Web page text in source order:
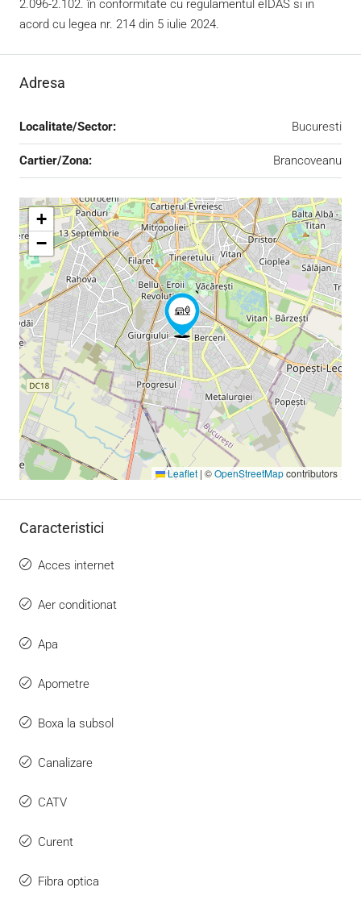
2.096-2.102. în conformitate cu regulamentul eIDAS si in
acord cu legea nr. 214 din 5 iulie 2024.
Adresa
Localitate/Sector: Bucuresti
Cartier/Zona: Brancoveanu
+
−
Leaflet | ©OpenStreetMapcontributors
Caracteristici
Acces internet
Aer conditionat
Apa
Apometre
Boxa la subsol
Canalizare
CATV
Curent
Fibra optica